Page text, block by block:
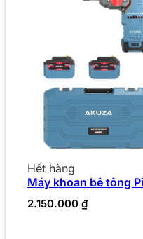
Hết hàng
Máy khoan bê tông
2.150.000 ₫